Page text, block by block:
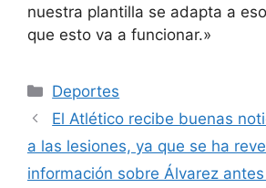
nuestra plantilla se adapta a
que esto va a funcionar.»
Categorías
Deportes
El Atlético recibe buenas
a las lesiones, ya que se ha
información sobre Álvarez